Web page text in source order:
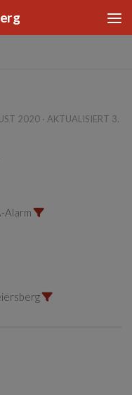
2020 · AKTUALISIERT 3.
Alarm